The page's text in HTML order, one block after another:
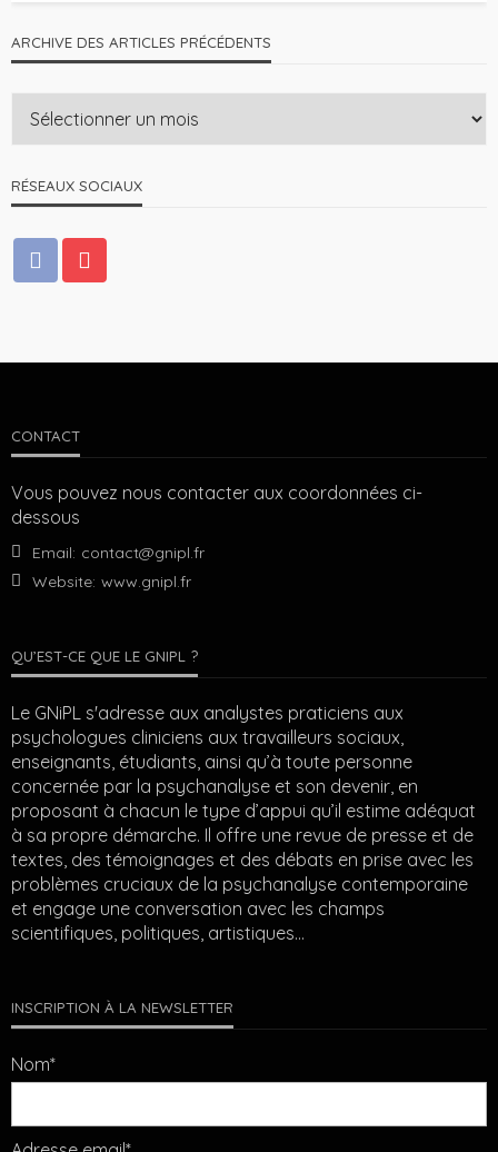
ARCHIVE DES ARTICLES PRÉCÉDENTS
RÉSEAUX SOCIAUX
CONTACT
Vous pouvez nous contacter aux coordonnées ci-
dessous
Email: contact@gnipl.fr
Website: www.gnipl.fr
QU’EST-CE QUE LE GNIPL ?
Le GNiPL s'adresse aux analystes praticiens aux
psychologues cliniciens aux travailleurs sociaux,
enseignants, étudiants, ainsi qu’à toute personne
concernée par la psychanalyse et son devenir, en
proposant à chacun le type d’appui qu’il estime adéquat
à sa propre démarche. Il offre une revue de presse et de
textes, des témoignages et des débats en prise avec les
problèmes cruciaux de la psychanalyse contemporaine
et engage une conversation avec les champs
scientifiques, politiques, artistiques…
INSCRIPTION À LA NEWSLETTER
Nom*